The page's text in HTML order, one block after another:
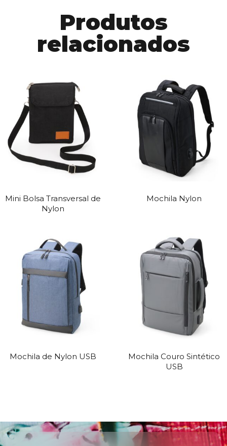
Produtos
relacionados
Mini Bolsa Transversal de
Nylon
Mochila Nylon
Mochila de Nylon USB
Mochila Couro Sintético
USB